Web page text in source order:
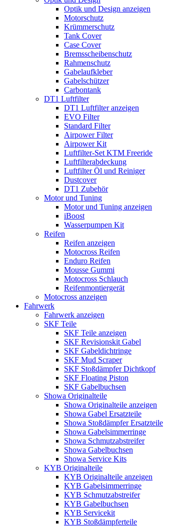
Optik und Design anzeigen
Motorschutz
Krümmerschutz
Tank Cover
Case Cover
Bremsscheibenschutz
Rahmenschutz
Gabelaufkleber
Gabelschützer
Carbontank
DT1 Luftfilter
DT1 Luftfilter anzeigen
EVO Filter
Standard Filter
Airpower Filter
Airpower Kit
Luftfilter-Set KTM Freeride
Luftfilterabdeckung
Luftfilter Öl und Reiniger
Dustcover
DT1 Zubehör
Motor und Tuning
Motor und Tuning anzeigen
iBoost
Wasserpumpen Kit
Reifen
Reifen anzeigen
Motocross Reifen
Enduro Reifen
Mousse Gummi
Motocross Schlauch
Reifenmontiergerät
Motocross anzeigen
Fahrwerk
Fahrwerk anzeigen
SKF Teile
SKF Teile anzeigen
SKF Revisionskit Gabel
SKF Gabeldichtringe
SKF Mud Scraper
SKF Stoßdämpfer Dichtkopf
SKF Floating Piston
SKF Gabelbuchsen
Showa Originalteile
Showa Originalteile anzeigen
Showa Gabel Ersatzteile
Showa Stoßdämpfer Ersatzteile
Showa Gabelsimmerringe
Showa Schmutzabstreifer
Showa Gabelbuchsen
Showa Service Kits
KYB Originalteile
KYB Originalteile anzeigen
KYB Gabelsimmerringe
KYB Schmutzabstreifer
KYB Gabelbuchsen
KYB Servicekit
KYB Stoßdämpferteile